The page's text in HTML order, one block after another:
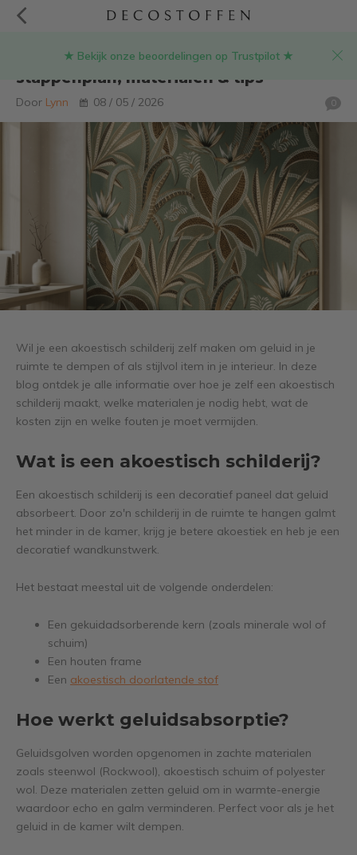
★ Bekijk onze beoordelingen op Trustpilot ★
Akoestisch schilderij zelf maken: DIY
stappenplan, materialen & tips
Door Lynn 08 / 05 / 2026 0
Wil je een akoestisch schilderij zelf maken om geluid in je
ruimte te dempen of als stijlvol item in je interieur. In deze
blog ontdek je alle informatie over hoe je zelf een akoestisch
schilderij maakt, welke materialen je nodig hebt, wat de
kosten zijn en welke fouten je moet vermijden.
Wat is een akoestisch schilderij?
Een akoestisch schilderij is een decoratief paneel dat geluid
absorbeert. Door zo'n schilderij in de ruimte te hangen galmt
het minder in de kamer, krijg je betere akoestiek en heb je een
decoratief wandkunstwerk.
Het bestaat meestal uit de volgende onderdelen:
Een gekuidadsorberende kern (zoals minerale wol of
schuim)
Een houten frame
Een akoestisch doorlatende stof
Hoe werkt geluidsabsorptie?
Geluidsgolven worden opgenomen in zachte materialen
zoals steenwol (Rockwool), akoestisch schuim of polyester
wol. Deze materialen zetten geluid om in warmte-energie
waardoor echo en galm verminderen. Perfect voor als je het
geluid in de kamer wilt dempen.